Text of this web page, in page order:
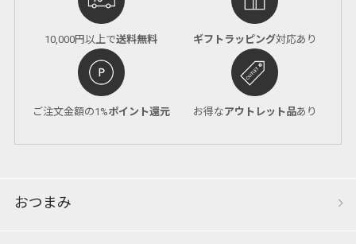
10,000円以上で送料無料 ギフトラッピング対応あり
ご注文金額の1%ポイント還元 お得なアウトレット品あり
おつまみ